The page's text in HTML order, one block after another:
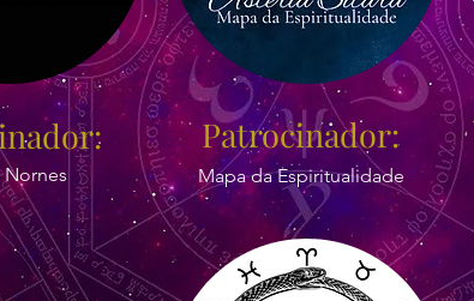
Nornes
Patrocinador:
Mapa da Espiritualidade